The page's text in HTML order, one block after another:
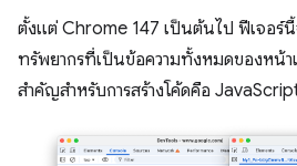
ตั้งแต่ Chrome 147 เป็นต้นไป ฟีเจอร์
ทรัพยากรที่เป็นข้อความทั้งหมดของหน้า
สำคัญสำหรับการสร้างโค้ดคือ